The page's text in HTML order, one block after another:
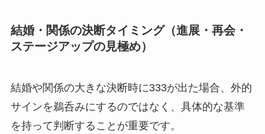
結婚・関係の決断タイミング（進展・再会・
ステージアップの見極め）
結婚や関係の大きな決断時に333が出た場合、外的
サインを鵜呑みにするのではなく、具体的な基準
を持って判断することが重要です。